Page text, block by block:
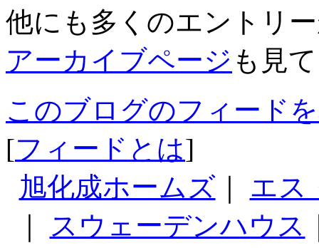
他にも多くのエントリ
アーカイブページ も見
このブログのフィード
[フィードとは]
旭化成ホームズ｜ エス
スウェーデンハウス